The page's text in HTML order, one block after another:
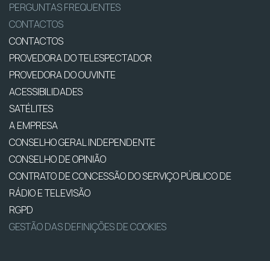
PERGUNTAS FREQUENTES
CONTACTOS
CONTACTOS
PROVEDORA DO TELESPECTADOR
PROVEDORA DO OUVINTE
ACESSIBILIDADES
SATÉLITES
A EMPRESA
CONSELHO GERAL INDEPENDENTE
CONSELHO DE OPINIÃO
CONTRATO DE CONCESSÃO DO SERVIÇO PÚBLICO DE
RÁDIO E TELEVISÃO
RGPD
GESTÃO DAS DEFINIÇÕES DE COOKIES